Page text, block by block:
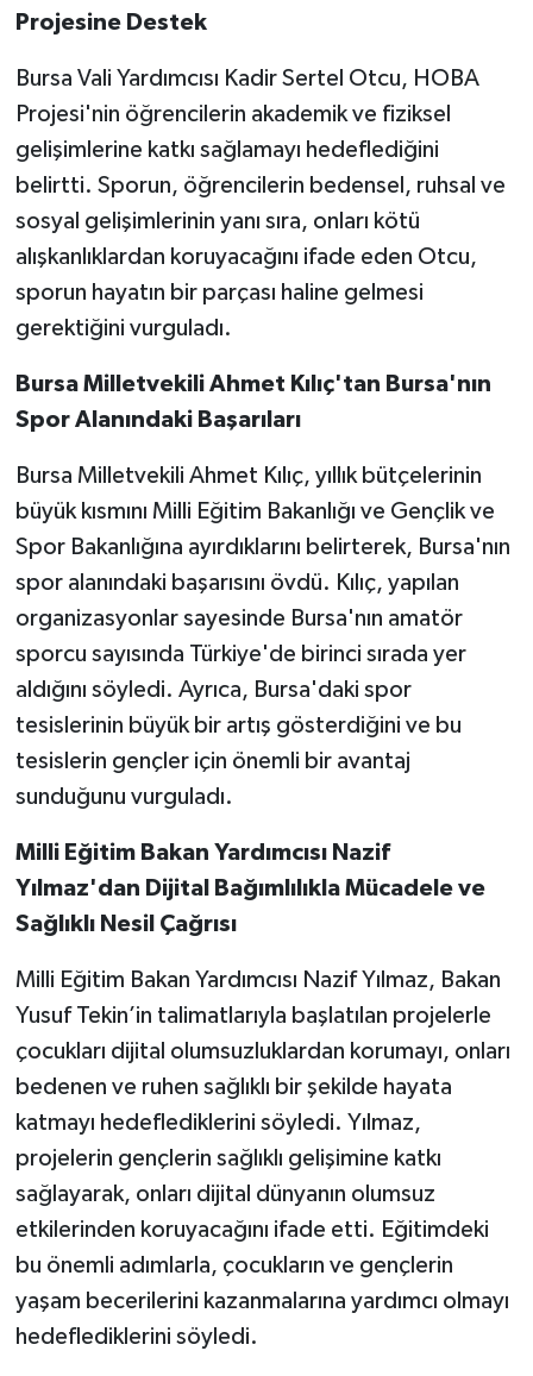
Projesine Destek
Bursa Vali Yardımcısı Kadir Sertel Otcu, HOBA
Projesi'nin öğrencilerin akademik ve fiziksel
gelişimlerine katkı sağlamayı hedeflediğini
belirtti. Sporun, öğrencilerin bedensel, ruhsal ve
sosyal gelişimlerinin yanı sıra, onları kötü
alışkanlıklardan koruyacağını ifade eden Otcu,
sporun hayatın bir parçası haline gelmesi
gerektiğini vurguladı.
Bursa Milletvekili Ahmet Kılıç'tan Bursa'nın
Spor Alanındaki Başarıları
Bursa Milletvekili Ahmet Kılıç, yıllık bütçelerinin
büyük kısmını Milli Eğitim Bakanlığı ve Gençlik ve
Spor Bakanlığına ayırdıklarını belirterek, Bursa'nın
spor alanındaki başarısını övdü. Kılıç, yapılan
organizasyonlar sayesinde Bursa'nın amatör
sporcu sayısında Türkiye'de birinci sırada yer
aldığını söyledi. Ayrıca, Bursa'daki spor
tesislerinin büyük bir artış gösterdiğini ve bu
tesislerin gençler için önemli bir avantaj
sunduğunu vurguladı.
Milli Eğitim Bakan Yardımcısı Nazif
Yılmaz'dan Dijital Bağımlılıkla Mücadele ve
Sağlıklı Nesil Çağrısı
Milli Eğitim Bakan Yardımcısı Nazif Yılmaz, Bakan
Yusuf Tekin’in talimatlarıyla başlatılan projelerle
çocukları dijital olumsuzluklardan korumayı, onları
bedenen ve ruhen sağlıklı bir şekilde hayata
katmayı hedeflediklerini söyledi. Yılmaz,
projelerin gençlerin sağlıklı gelişimine katkı
sağlayarak, onları dijital dünyanın olumsuz
etkilerinden koruyacağını ifade etti. Eğitimdeki
bu önemli adımlarla, çocukların ve gençlerin
yaşam becerilerini kazanmalarına yardımcı olmayı
hedeflediklerini söyledi.